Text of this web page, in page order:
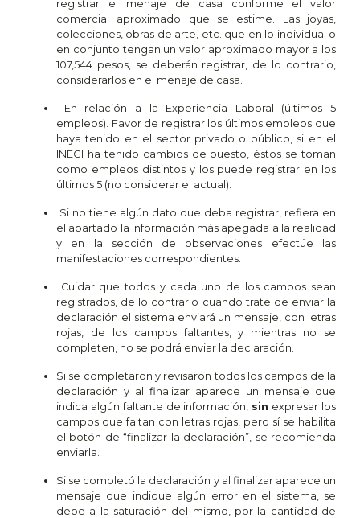
registrar el menaje de casa conforme el valor
comercial aproximado que se estime. Las joyas,
colecciones, obras de arte, etc. que en lo individual o
en conjunto tengan un valor aproximado mayor a los
107,544 pesos, se deberán registrar, de lo contrario,
considerarlos en el menaje de casa.
En relación a la Experiencia Laboral (últimos 5
empleos). Favor de registrar los últimos empleos que
haya tenido en el sector privado o público, si en el
INEGI ha tenido cambios de puesto, éstos se toman
como empleos distintos y los puede registrar en los
últimos 5 (no considerar el actual).
Si no tiene algún dato que deba registrar, refiera en
el apartado la información más apegada a la realidad
y en la sección de observaciones efectúe las
manifestaciones correspondientes.
Cuidar que todos y cada uno de los campos sean
registrados, de lo contrario cuando trate de enviar la
declaración el sistema enviará un mensaje, con letras
rojas, de los campos faltantes, y mientras no se
completen, no se podrá enviar la declaración.
Si se completaron y revisaron todos los campos de la
declaración y al finalizar aparece un mensaje que
indica algún faltante de información, sin expresar los
campos que faltan con letras rojas, pero sí se habilita
el botón de “finalizar la declaración”, se recomienda
enviarla.
Si se completó la declaración y al finalizar aparece un
mensaje que indique algún error en el sistema, se
debe a la saturación del mismo, por la cantidad de